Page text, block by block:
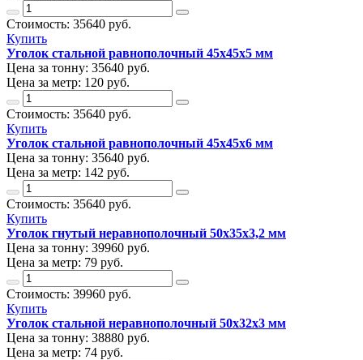
Стоимость: 35640 руб.
Купить
Уголок стальной равнополочный 45х45х5 мм
Цена за тонну: 35640 руб.
Цена за метр: 120 руб.
Стоимость: 35640 руб.
Купить
Уголок стальной равнополочный 45х45х6 мм
Цена за тонну: 35640 руб.
Цена за метр: 142 руб.
Стоимость: 35640 руб.
Купить
Уголок гнутый неравнополочный 50х35х3,2 мм
Цена за тонну: 39960 руб.
Цена за метр: 79 руб.
Стоимость: 39960 руб.
Купить
Уголок стальной неравнополочный 50х32х3 мм
Цена за тонну: 38880 руб.
Цена за метр: 74 руб.